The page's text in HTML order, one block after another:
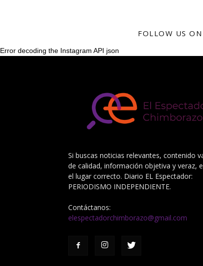
FOLLOW US
Error decoding the Instagram API json
Si buscas noticias relevantes, contenido
de calidad, información objetiva y veraz,
el lugar correcto. Diario EL Espectador:
PERIODISMO INDEPENDIENTE.
Contáctanos:
elespectadorchimborazo@gmail.com